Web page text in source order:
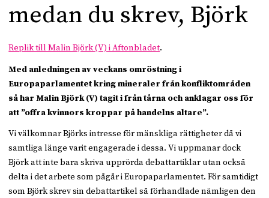
medan du skrev, Björk
Replik till Malin Björk (V) i Aftonbladet.
Med anledningen av veckans omröstning i
Europaparlamentet kring mineraler från konfliktområden
så har Malin Björk (V) tagit i från tårna och anklagar oss för
att ”offra kvinnors kroppar på handelns altare”.
Vi välkomnar Björks intresse för mänskliga rättigheter då vi
samtliga länge varit engagerade i dessa. Vi uppmanar dock
Björk att inte bara skriva upprörda debattartiklar utan också
delta i det arbete som pågår i Europaparlamentet. För samtidigt
som Björk skrev sin debattartikel så förhandlade nämligen den